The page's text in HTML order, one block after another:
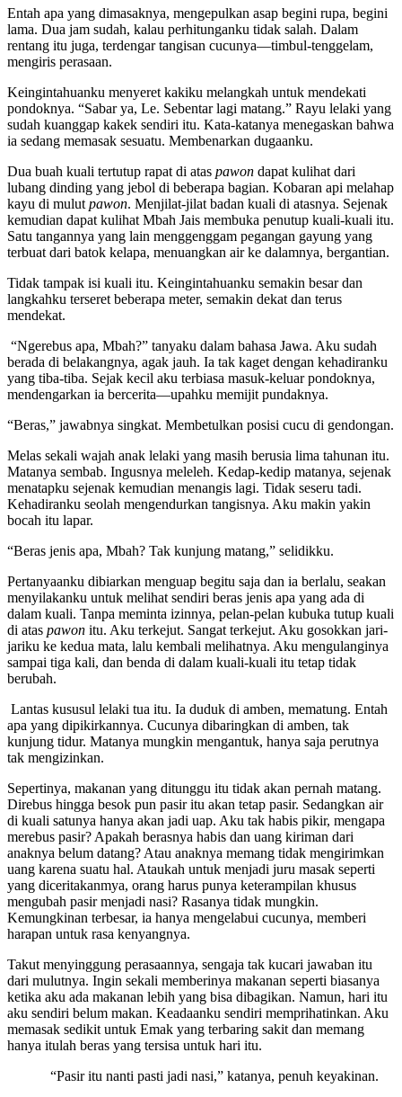
Entah apa yang dimasaknya, mengepulkan asap begini rupa, begini
lama. Dua jam sudah, kalau perhitunganku tidak salah. Dalam
rentang itu juga, terdengar tangisan cucunya—timbul-tenggelam,
mengiris perasaan.
Keingintahuanku menyeret kakiku melangkah untuk mendekati
pondoknya. “Sabar ya, Le. Sebentar lagi matang.” Rayu lelaki yang
sudah kuanggap kakek sendiri itu. Kata-katanya menegaskan bahwa
ia sedang memasak sesuatu. Membenarkan dugaanku.
Dua buah kuali tertutup rapat di atas pawon dapat kulihat dari
lubang dinding yang jebol di beberapa bagian. Kobaran api melahap
kayu di mulut pawon. Menjilat-jilat badan kuali di atasnya. Sejenak
kemudian dapat kulihat Mbah Jais membuka penutup kuali-kuali itu.
Satu tangannya yang lain menggenggam pegangan gayung yang
terbuat dari batok kelapa, menuangkan air ke dalamnya, bergantian.
Tidak tampak isi kuali itu. Keingintahuanku semakin besar dan
langkahku terseret beberapa meter, semakin dekat dan terus
mendekat.
“Ngerebus apa, Mbah?” tanyaku dalam bahasa Jawa. Aku sudah
berada di belakangnya, agak jauh. Ia tak kaget dengan kehadiranku
yang tiba-tiba. Sejak kecil aku terbiasa masuk-keluar pondoknya,
mendengarkan ia bercerita—upahku memijit pundaknya.
“Beras,” jawabnya singkat. Membetulkan posisi cucu di gendongan.
Melas sekali wajah anak lelaki yang masih berusia lima tahunan itu.
Matanya sembab. Ingusnya meleleh. Kedap-kedip matanya, sejenak
menatapku sejenak kemudian menangis lagi. Tidak seseru tadi.
Kehadiranku seolah mengendurkan tangisnya. Aku makin yakin
bocah itu lapar.
“Beras jenis apa, Mbah? Tak kunjung matang,” selidikku.
Pertanyaanku dibiarkan menguap begitu saja dan ia berlalu, seakan
menyilakanku untuk melihat sendiri beras jenis apa yang ada di
dalam kuali. Tanpa meminta izinnya, pelan-pelan kubuka tutup kuali
di atas pawon itu. Aku terkejut. Sangat terkejut. Aku gosokkan jari-
jariku ke kedua mata, lalu kembali melihatnya. Aku mengulanginya
sampai tiga kali, dan benda di dalam kuali-kuali itu tetap tidak
berubah.
Lantas kususul lelaki tua itu. Ia duduk di amben, mematung. Entah
apa yang dipikirkannya. Cucunya dibaringkan di amben, tak
kunjung tidur. Matanya mungkin mengantuk, hanya saja perutnya
tak mengizinkan.
Sepertinya, makanan yang ditunggu itu tidak akan pernah matang.
Direbus hingga besok pun pasir itu akan tetap pasir. Sedangkan air
di kuali satunya hanya akan jadi uap. Aku tak habis pikir, mengapa
merebus pasir? Apakah berasnya habis dan uang kiriman dari
anaknya belum datang? Atau anaknya memang tidak mengirimkan
uang karena suatu hal. Ataukah untuk menjadi juru masak seperti
yang diceritakanmya, orang harus punya keterampilan khusus
mengubah pasir menjadi nasi? Rasanya tidak mungkin.
Kemungkinan terbesar, ia hanya mengelabui cucunya, memberi
harapan untuk rasa kenyangnya.
Takut menyinggung perasaannya, sengaja tak kucari jawaban itu
dari mulutnya. Ingin sekali memberinya makanan seperti biasanya
ketika aku ada makanan lebih yang bisa dibagikan. Namun, hari itu
aku sendiri belum makan. Keadaanku sendiri memprihatinkan. Aku
memasak sedikit untuk Emak yang terbaring sakit dan memang
hanya itulah beras yang tersisa untuk hari itu.
“Pasir itu nanti pasti jadi nasi,” katanya, penuh keyakinan.